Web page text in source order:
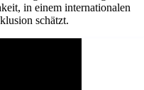
in einem internationalen
schätzt.